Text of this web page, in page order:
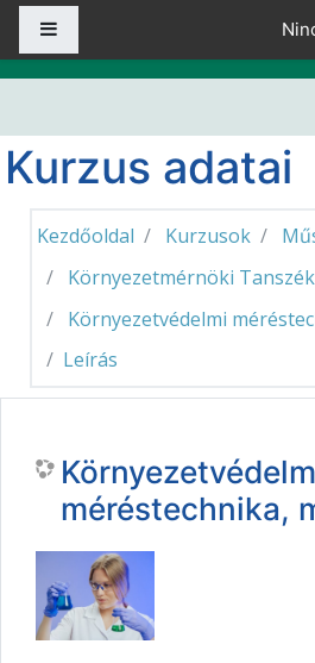
Tovább a fő tartalomhoz
Kurzus adatai
Kezdőoldal Kurzusok
Környezetmérnöki Tanszék
Környezetvédelmi
Leírás
méréstechnika,